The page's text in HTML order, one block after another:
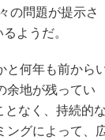
の問題が提示さ
ようだ。
と何年も前から
余地が残ってい
となく、持続的な
ングによって、